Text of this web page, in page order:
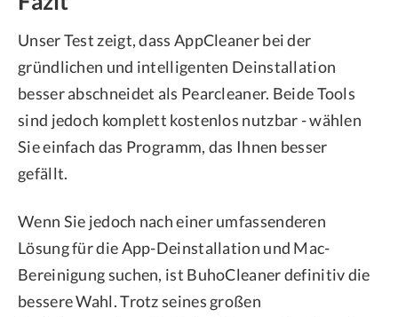
Unser Test zeigt, dass AppCleaner bei der
gründlichen und intelligenten Deinstallation
besser abschneidet als Pearcleaner. Beide Tools
sind jedoch komplett kostenlos nutzbar - wählen
Sie einfach das Programm, das Ihnen besser
gefällt.
Wenn Sie jedoch nach einer umfassenderen
Lösung für die App-Deinstallation und Mac-
Bereinigung suchen, ist BuhoCleaner definitiv die
bessere Wahl. Trotz seines großen